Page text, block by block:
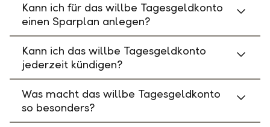
Kann ich für das willbe Tagesgeldkonto
einen Sparplan anlegen?
Kann ich das willbe Tagesgeldkonto
jederzeit kündigen?
Was macht das willbe Tagesgeldkonto
so besonders?